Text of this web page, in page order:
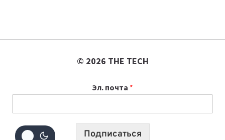
© 2026 THE TECH
Эл. почта *
Подписаться